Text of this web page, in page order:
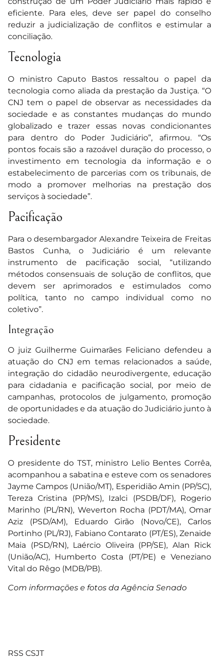
eficiente. Para eles, deve ser papel do conselho
reduzir a judicialização de conflitos e estimular a
conciliação.
Tecnologia
O ministro Caputo Bastos ressaltou o papel da
tecnologia como aliada da prestação da Justiça. “O
CNJ tem o papel de observar as necessidades da
sociedade e as constantes mudanças do mundo
globalizado e trazer essas novas condicionantes
para dentro do Poder Judiciário”, afirmou. “Os
pontos focais são a razoável duração do processo, o
investimento em tecnologia da informação e o
estabelecimento de parcerias com os tribunais, de
modo a promover melhorias na prestação dos
serviços à sociedade”.
Pacificação
Para o desembargador Alexandre Teixeira de Freitas
Bastos Cunha, o Judiciário é um relevante
instrumento de pacificação social, “utilizando
métodos consensuais de solução de conflitos, que
devem ser aprimorados e estimulados como
política, tanto no campo individual como no
coletivo”.
Integração
O juiz Guilherme Guimarães Feliciano defendeu a
atuação do CNJ em temas relacionados a saúde,
integração do cidadão neurodivergente, educação
para cidadania e pacificação social, por meio de
campanhas, protocolos de julgamento, promoção
de oportunidades e da atuação do Judiciário junto à
sociedade.
Presidente
O presidente do TST, ministro Lelio Bentes Corrêa,
acompanhou a sabatina e esteve com os senadores
Jayme Campos (União/MT), Esperidião Amin (PP/SC),
Tereza Cristina (PP/MS), Izalci (PSDB/DF), Rogerio
Marinho (PL/RN), Weverton Rocha (PDT/MA), Omar
Aziz (PSD/AM), Eduardo Girão (Novo/CE), Carlos
Portinho (PL/RJ), Fabiano Contarato (PT/ES), Zenaide
Maia (PSD/RN), Laércio Oliveira (PP/SE), Alan Rick
(União/AC), Humberto Costa (PT/PE) e Veneziano
Vital do Rêgo (MDB/PB).
Com informações e fotos da Agência Senado
RSS CSJT